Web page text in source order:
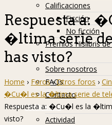
Calificaciones
Ficción
No ficción
Premios Hislibris
Info
Sobre nosotros
FAQs
Contacto
Hislibreños
Actividad
Respuesta a:
�ltima serie
has visto?
Home › Foros › Otros foros ›
�Cu�l es la �ltima serie de
Respuesta a: �Cu�l es la
visto?